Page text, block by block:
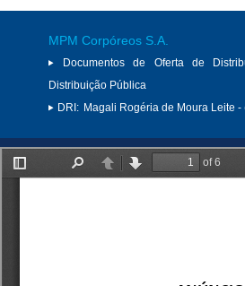
MPM Corpóreos S.A.
Documentos de Oferta de
Distribuição Pública
DRI: Magali Rogéria de Moura Leite -